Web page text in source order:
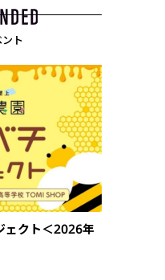
ト
ェクト＜2026年